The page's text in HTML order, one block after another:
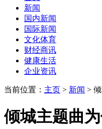
新闻
国内新闻
国际新闻
文化体育
财经商讯
健康生活
企业资讯
当前位置： 主页 > 新闻 >
倾城主题曲